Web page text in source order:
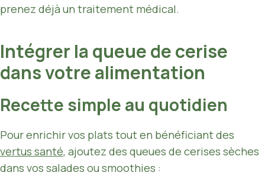
prenez déjà un traitement médical.
Intégrer la queue de cerise
dans votre alimentation
Recette simple au quotidien
Pour enrichir vos plats tout en bénéficiant des
vertus santé, ajoutez des queues de cerises sèches
dans vos salades ou smoothies :